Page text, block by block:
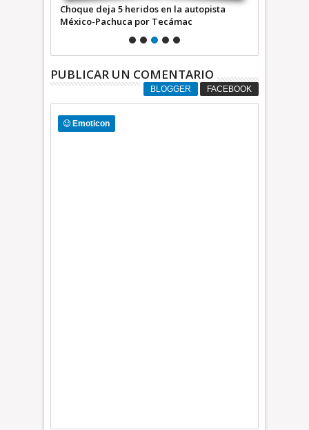
Choque deja 5 heridos en la autopista
México-Pachuca por Tecámac
PUBLICAR UN COMENTARIO
BLOGGER FACEBOOK
Emoticon